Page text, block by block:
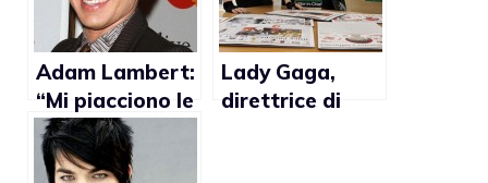
Adam Lambert:
“Mi piacciono le
belle donne”
Lady Gaga,
direttrice di